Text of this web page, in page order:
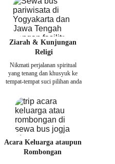
Ziarah & Kunjungan
Religi
Nikmati perjalanan spiritual
yang tenang dan khusyuk ke
tempat-tempat suci pilihan anda
Acara Keluarga ataupun
Rombongan